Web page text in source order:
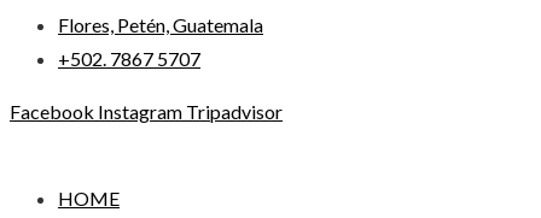
Flores, Petén, Guatemala
+502. 7867 5707
Facebook Instagram Tripadvisor
HOME